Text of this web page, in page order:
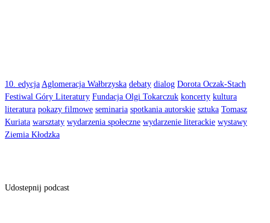
10. edycja Aglomeracja Wałbrzyska debaty dialog Dorota Oczak-Stach
Festiwal Góry Literatury Fundacja Olgi Tokarczuk koncerty kultura
literatura pokazy filmowe seminaria spotkania autorskie sztuka Tomasz
Kuriata warsztaty wydarzenia społeczne wydarzenie literackie wystawy
Ziemia Kłodzka
Udostepnij podcast